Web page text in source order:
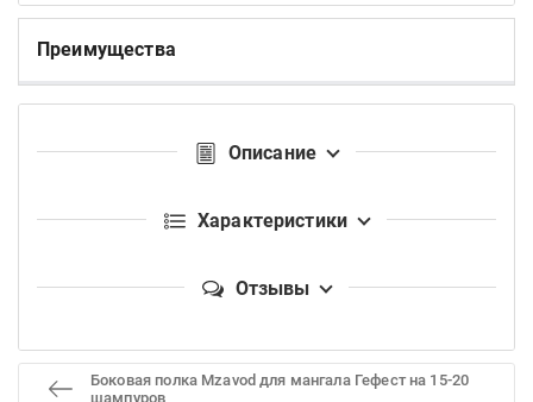
Преимущества
Описание
Характеристики
Отзывы
Боковая полка Mzavod для мангала Гефест на 15-20
шампуров